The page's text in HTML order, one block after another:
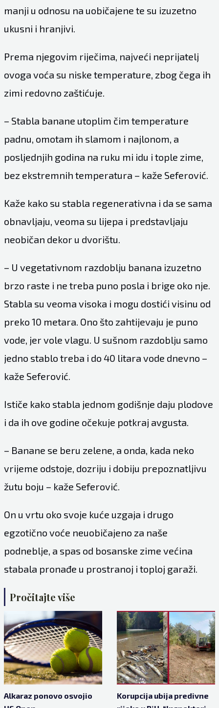
manji u odnosu na uobičajene te su izuzetno
ukusni i hranjivi.
Prema njegovim riječima, najveći neprijatelj
ovoga voća su niske temperature, zbog čega ih
zimi redovno zaštićuje.
– Stabla banane utoplim čim temperature
padnu, omotam ih slamom i najlonom, a
posljednjih godina na ruku mi idu i tople zime,
bez ekstremnih temperatura – kaže Seferović.
Kaže kako su stabla regenerativna i da se sama
obnavljaju, veoma su lijepa i predstavljaju
neobičan dekor u dvorištu.
– U vegetativnom razdoblju banana izuzetno
brzo raste i ne treba puno posla i brige oko nje.
Stabla su veoma visoka i mogu dostići visinu od
preko 10 metara. Ono što zahtijevaju je puno
vode, jer vole vlagu. U sušnom razdoblju samo
jedno stablo treba i do 40 litara vode dnevno –
kaže Seferović.
Ističe kako stabla jednom godišnje daju plodove
i da ih ove godine očekuje potkraj avgusta.
– Banane se beru zelene, a onda, kada neko
vrijeme odstoje, dozriju i dobiju prepoznatljivu
žutu boju – kaže Seferović.
On u vrtu oko svoje kuće uzgaja i drugo
egzotično voće neuobičajeno za naše
podneblje, a spas od bosanske zime većina
stabala pronađe u prostranoj i toploj garaži.
Pročitajte više
Alkaraz ponovo osvojio
Korupcija ubija predivne